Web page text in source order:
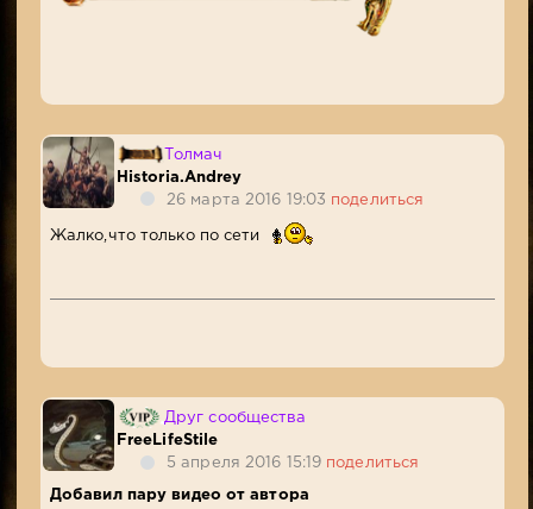
Толмач
Historia.Andrey
26 марта 2016 19:03 поделиться
Жалко,что только по сети
Друг сообщества
FreeLifeStile
5 апреля 2016 15:19 поделиться
Добавил пару видео от автора